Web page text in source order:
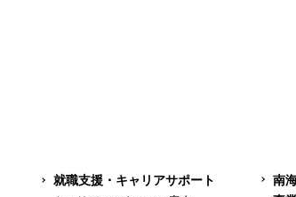
就職支援・キャリアサポート
南